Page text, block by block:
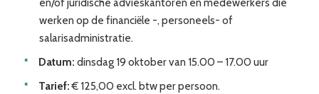
werken op de financiële -, personeels- of
salarisadministratie.
Datum: dinsdag 19 oktober van 15.00 – 17.00 uur
Tarief:€ 125,00 excl. btw per persoon.